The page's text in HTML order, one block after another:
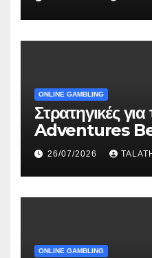
ONLINE GAMBLING
Στρατηγικές
Adventures
Wonderland
26/07/2026
ONLINE GAMBLING